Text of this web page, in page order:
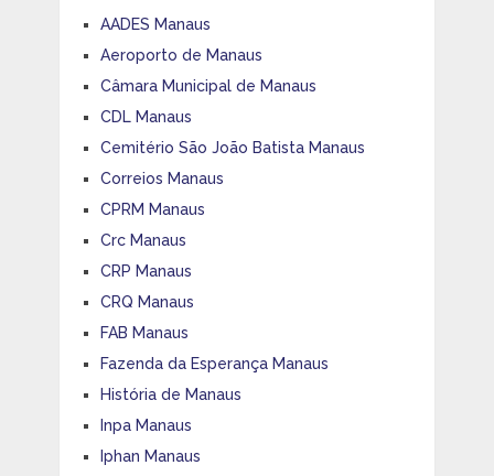
AADES Manaus
Aeroporto de Manaus
Câmara Municipal de Manaus
CDL Manaus
Cemitério São João Batista Manaus
Correios Manaus
CPRM Manaus
Crc Manaus
CRP Manaus
CRQ Manaus
FAB Manaus
Fazenda da Esperança Manaus
História de Manaus
Inpa Manaus
Iphan Manaus